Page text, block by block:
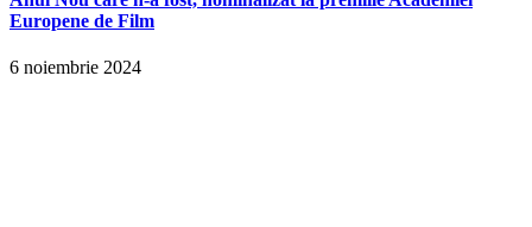
Europene de Film
6 noiembrie 2024